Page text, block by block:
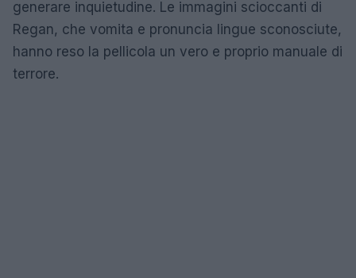
generare inquietudine. Le immagini scioccanti di
Regan, che vomita e pronuncia lingue sconosciute,
hanno reso la pellicola un vero e proprio manuale di
terrore.